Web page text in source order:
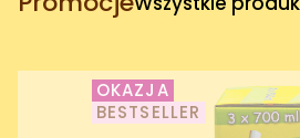
OKAZJA
BESTSELLER